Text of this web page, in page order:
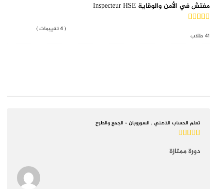
مفتش في الأمن والوقاية Inspecteur HSE
( 4 تقييمات )
41 طلاب
تعلم الحساب الذهني , السوروبان – الجمع والطرح
دورة ممتازة